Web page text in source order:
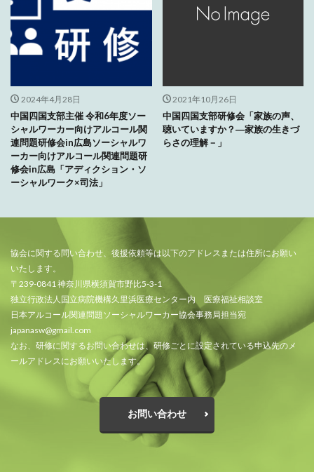
2024年4月28日
中国四国支部主催 令和6年度ソー
シャルワーカー向けアルコール関
連問題研修会in広島ソーシャルワ
ーカー向けアルコール関連問題研
修会in広島「アディクション・ソ
ーシャルワーク×司法」
2021年10月26日
中国四国支部研修会「家族の声、
聴いていますか？―家族の生きづ
らさの理解－」
協会に関する問い合わせ、後援依頼等は以下のアドレスまたは住所にお願い
いたします。
〒239-0841 神奈川県横須賀市野比5-3-1
独立行政法人国立病院機構久里浜医療センター内 医療福祉相談室
日本アルコール関連問題ソーシャルワーカー協会事務局担当宛
japanasw@gmail.com
なお、研修に関するお問い合わせは、研修ごとに設定されている申込先のメ
ールアドレスにお願いいたします。
お問い合わせ